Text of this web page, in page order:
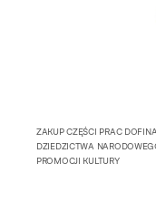
ZAKUP CZĘŚCI PRAC
DZIEDZICTWA
PROMOCJI KULTURY